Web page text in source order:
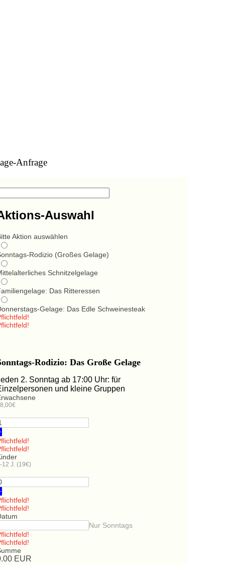
Anfrage
Auswahl
Aktion auswählen
Rodizio (Großes Gelage)
Schnitzelgelage
Das Ritteressen
Gelage: Das Edle Schweinesteak
Rodizio: Das Große Gelage
2. Sonntag ab 17:00 Uhr: für
und kleine Gruppen
12 J. (19€)
Nur Sonntags
EUR